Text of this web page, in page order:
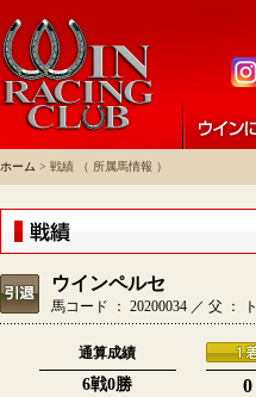
ホーム > 戦績 （ 所属馬情報 ）
ウインペルセ
馬コード ： 20200034 ／ 父 ：
通算成績
6戦0勝 0